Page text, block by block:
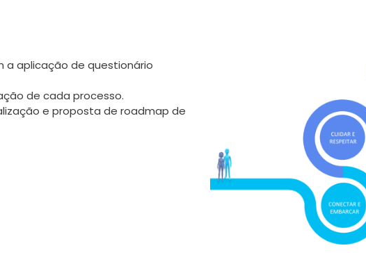
a aplicação de questionário
de cada processo.
e proposta de roadmap de